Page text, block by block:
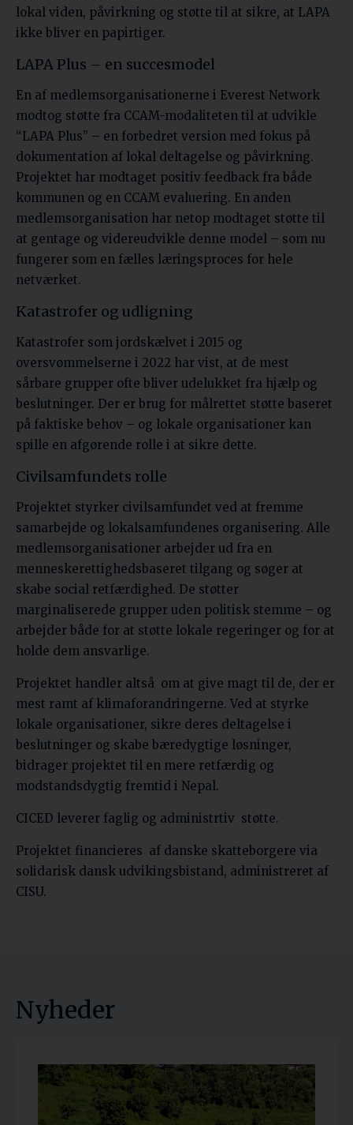
lokal viden, påvirkning og støtte til at sikre, at LAPA
ikke bliver en papirtiger.
LAPA Plus – en succesmodel
En af medlemsorganisationerne i Everest Network
modtog støtte fra CCAM-modaliteten til at udvikle
“LAPA Plus” – en forbedret version med fokus på
dokumentation af lokal deltagelse og påvirkning.
Projektet har modtaget positiv feedback fra både
kommunen og en CCAM evaluering. En anden
medlemsorganisation har netop modtaget støtte til
at gentage og videreudvikle denne model – som nu
fungerer som en fælles læringsproces for hele
netværket.
Katastrofer og udligning
Katastrofer som jordskælvet i 2015 og
oversvømmelserne i 2022 har vist, at de mest
sårbare grupper ofte bliver udelukket fra hjælp og
beslutninger. Der er brug for målrettet støtte baseret
på faktiske behov – og lokale organisationer kan
spille en afgørende rolle i at sikre dette.
Civilsamfundets rolle
Projektet styrker civilsamfundet ved at fremme
samarbejde og lokalsamfundenes organisering. Alle
medlemsorganisationer arbejder ud fra en
menneskerettighedsbaseret tilgang og søger at
skabe social retfærdighed. De støtter
marginaliserede grupper uden politisk stemme – og
arbejder både for at støtte lokale regeringer og for at
holde dem ansvarlige.
Projektet handler altså om at give magt til de, der er
mest ramt af klimaforandringerne. Ved at styrke
lokale organisationer, sikre deres deltagelse i
beslutninger og skabe bæredygtige løsninger,
bidrager projektet til en mere retfærdig og
modstandsdygtig fremtid i Nepal.
CICED leverer faglig og administrtiv støtte.
Projektet financieres af danske skatteborgere via
solidarisk dansk udvikingsbistand, administreret af
CISU.
Nyheder